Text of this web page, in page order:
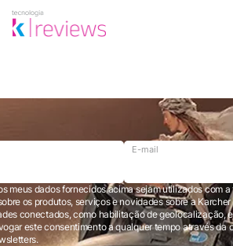
E-mail
meus dados fornecidos acima sejam utilizados com
serviços e novidades sobre a Karcher Brasil via e-mail marketing e registro de
conectados, como habilitação de geolocalização,
inscrição” localizada ao